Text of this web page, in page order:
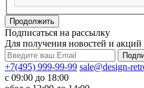
Продолжить
Подписаться на рассылку
Для получения новостей и акций
+7(495) 999-99-99 sale@design-
с 09:00 до 18:00